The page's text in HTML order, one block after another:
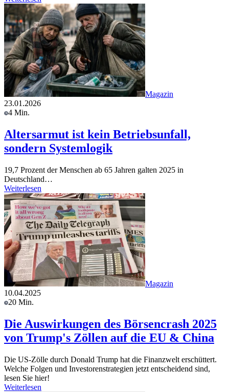
Magazin
23.01.2026
4 Min.
Altersarmut ist kein Betriebsunfall,
sondern Systemlogik
19,7 Prozent der Menschen ab 65 Jahren galten 2025 in
Deutschland…
Weiterlesen
Magazin
10.04.2025
20 Min.
Die Auswirkungen des Börsencrash 2025
von Trump's Zöllen auf die EU & China
Die US-Zölle durch Donald Trump hat die Finanzwelt erschüttert.
Welche Folgen und Investorenstrategien jetzt entscheidend sind,
lesen Sie hier!
Weiterlesen